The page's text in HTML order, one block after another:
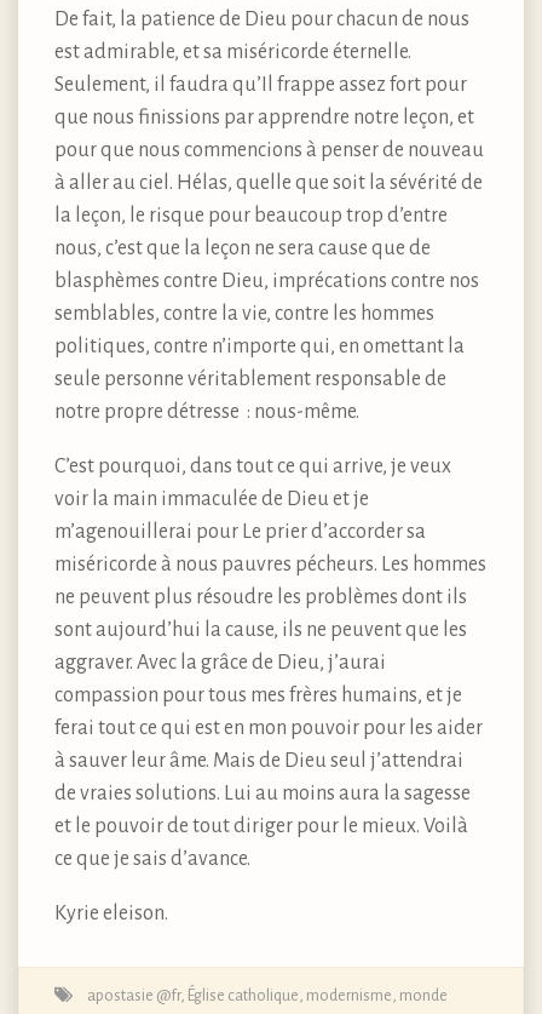
De fait, la patience de Dieu pour chacun de nous
est admirable, et sa miséricorde éternelle.
Seulement, il faudra qu’Il frappe assez fort pour
que nous finissions par apprendre notre leçon, et
pour que nous commencions à penser de nouveau
à aller au ciel. Hélas, quelle que soit la sévérité de
la leçon, le risque pour beaucoup trop d’entre
nous, c’est que la leçon ne sera cause que de
blasphèmes contre Dieu, imprécations contre nos
semblables, contre la vie, contre les hommes
politiques, contre n’importe qui, en omettant la
seule personne véritablement responsable de
notre propre détresse : nous-même.
C’est pourquoi, dans tout ce qui arrive, je veux
voir la main immaculée de Dieu et je
m’agenouillerai pour Le prier d’accorder sa
miséricorde à nous pauvres pécheurs. Les hommes
ne peuvent plus résoudre les problèmes dont ils
sont aujourd’hui la cause, ils ne peuvent que les
aggraver. Avec la grâce de Dieu, j’aurai
compassion pour tous mes frères humains, et je
ferai tout ce qui est en mon pouvoir pour les aider
à sauver leur âme. Mais de Dieu seul j’attendrai
de vraies solutions. Lui au moins aura la sagesse
et le pouvoir de tout diriger pour le mieux. Voilà
ce que je sais d’avance.
Kyrie eleison.
apostasie @fr, Église catholique modernisme monde